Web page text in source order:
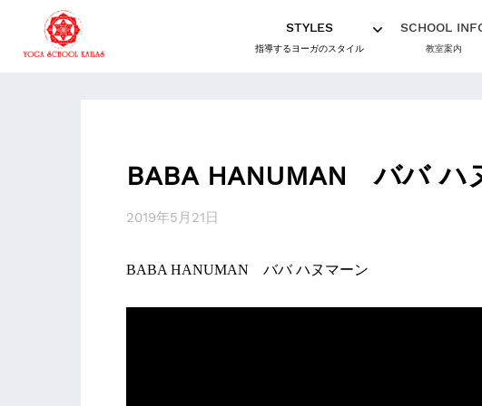
STYLES
指導するヨーガのスタイル
SCHOOL
教室案内
BABA HANUMAN ババ ハ
2019年5月21日
BABA HANUMAN ババ ハヌマーン